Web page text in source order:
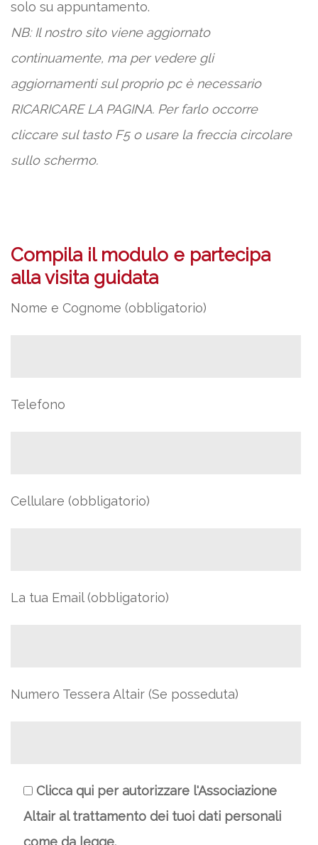
solo su appuntamento.
NB: Il nostro sito viene aggiornato
continuamente, ma per vedere gli
aggiornamenti sul proprio pc è necessario
RICARICARE LA PAGINA. Per farlo occorre
cliccare sul tasto F5 o usare la freccia circolare
sullo schermo.
Compila il modulo e partecipa
alla visita guidata
Nome e Cognome (obbligatorio)
Telefono
Cellulare (obbligatorio)
La tua Email (obbligatorio)
Numero Tessera Altair (Se posseduta)
Clicca qui per autorizzare l'Associazione
Altair al trattamento dei tuoi dati personali
come da legge.